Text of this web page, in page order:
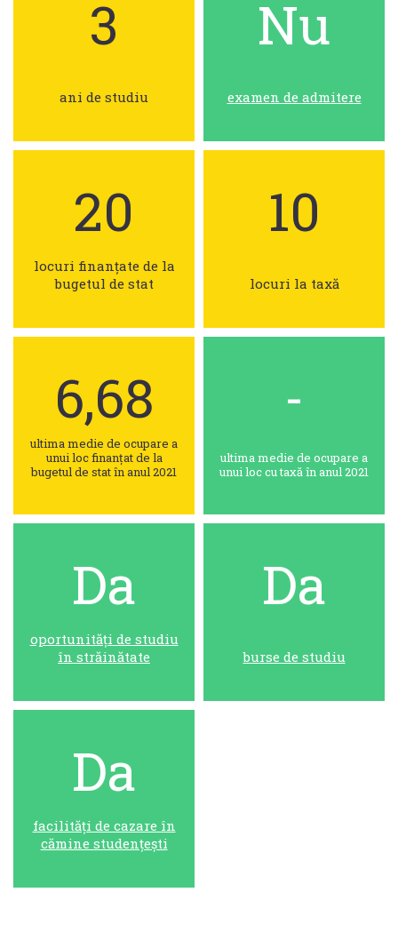
3
ani de studiu
Nu
examen de admitere
20
locuri finanțate de la
bugetul de stat
10
locuri la taxă
6,68
ultima medie de ocupare a
unui loc finanțat de la
bugetul de stat în anul 2021
-
ultima medie de ocupare a
unui loc cu taxă în anul 2021
Da
oportunități de studiu
în străinătate
Da
burse de studiu
Da
facilități de cazare în
cămine studențești